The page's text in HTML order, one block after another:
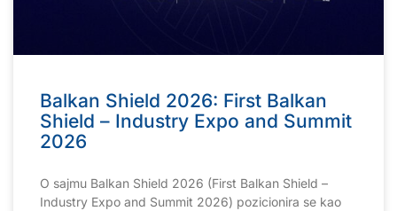
Balkan Shield 2026: First Balkan
Shield – Industry Expo and Summit
2026
O sajmu Balkan Shield 2026 (First Balkan Shield –
Industry Expo and Summit 2026) pozicionira se kao